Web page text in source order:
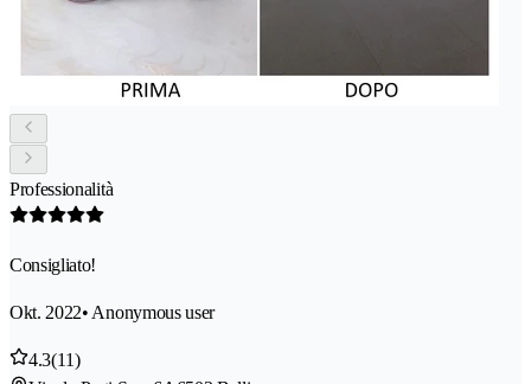
Professionalità
Consigliato!
Okt. 2022• Anonymous user
4.3(11)